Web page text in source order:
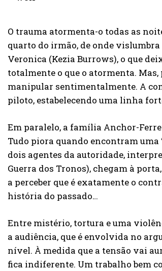
O trauma atormenta-o todas as
quarto do irmão, de onde
Veronica (Kezia Burrows), o que
totalmente o que o atormenta.
manipular sentimentalmente. A
piloto, estabelecendo uma linha
Em paralelo, a família Anchor-
Tudo piora quando encontram uma
dois agentes da autoridade,
Guerra dos Tronos), chegam à
a perceber que é exatamente o
história do passado…
Entre mistério, tortura e uma
a audiência, que é envolvida no
nível. À medida que a tensão vai
fica indiferente. Um trabalho bem